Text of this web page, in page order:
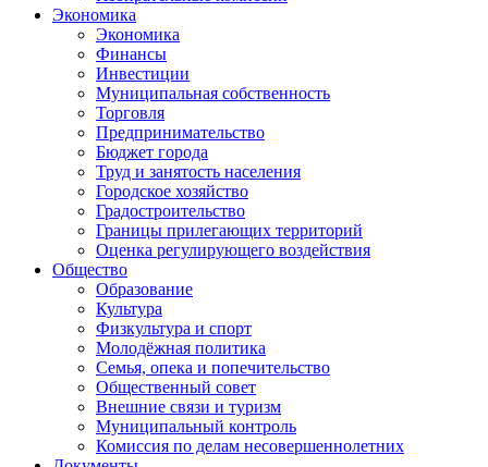
Экономика
Экономика
Финансы
Инвестиции
Муниципальная собственность
Торговля
Предпринимательство
Бюджет города
Труд и занятость населения
Городское хозяйство
Градостроительство
Границы прилегающих территорий
Оценка регулирующего воздействия
Общество
Образование
Культура
Физкультура и спорт
Молодёжная политика
Семья, опека и попечительство
Общественный совет
Внешние связи и туризм
Муниципальный контроль
Комиссия по делам несовершеннолетних